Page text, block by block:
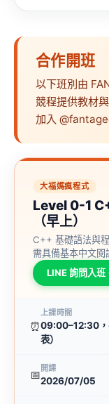
合作開班
以下班別由
競程提供教材
加入
大福媽瘋程式
Level 0-1
（早上）
C++ 基礎語法與
需具備基本中文閱
LINE 詢問入
⏰
上課時間
09:00–12:30，
表）
📅 開課
2026/07/05